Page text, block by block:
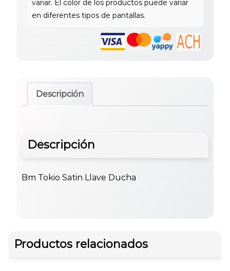
Descripción
Descripción
Bm Tokio Satin Llave Ducha
Productos relacionados